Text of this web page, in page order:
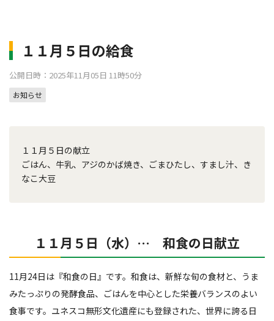
１１月５日の給食
公開日時：2025年11月05日 11時50分
お知らせ
１１月５日の献立
ごはん、牛乳、アジのかば焼き、ごまひたし、すまし汁、き
なこ大豆
１１月５日（水）… 和食の日献立
11月24日は『和食の日』です。和食は、新鮮な旬の食材と、うま
みたっぷりの発酵食品、ごはんを中心とした栄養バランスのよい
食事です。ユネスコ無形文化遺産にも登録された、世界に誇る日